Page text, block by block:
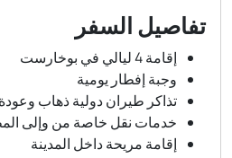
تفاصيل السفر
إقامة 4 ليالي في بوخارست
وجبة إفطار يومية
تذاكر طيران دولية ذهاب
خدمات نقل خاصة من وإلى
إقامة مريحة داخل المدينة